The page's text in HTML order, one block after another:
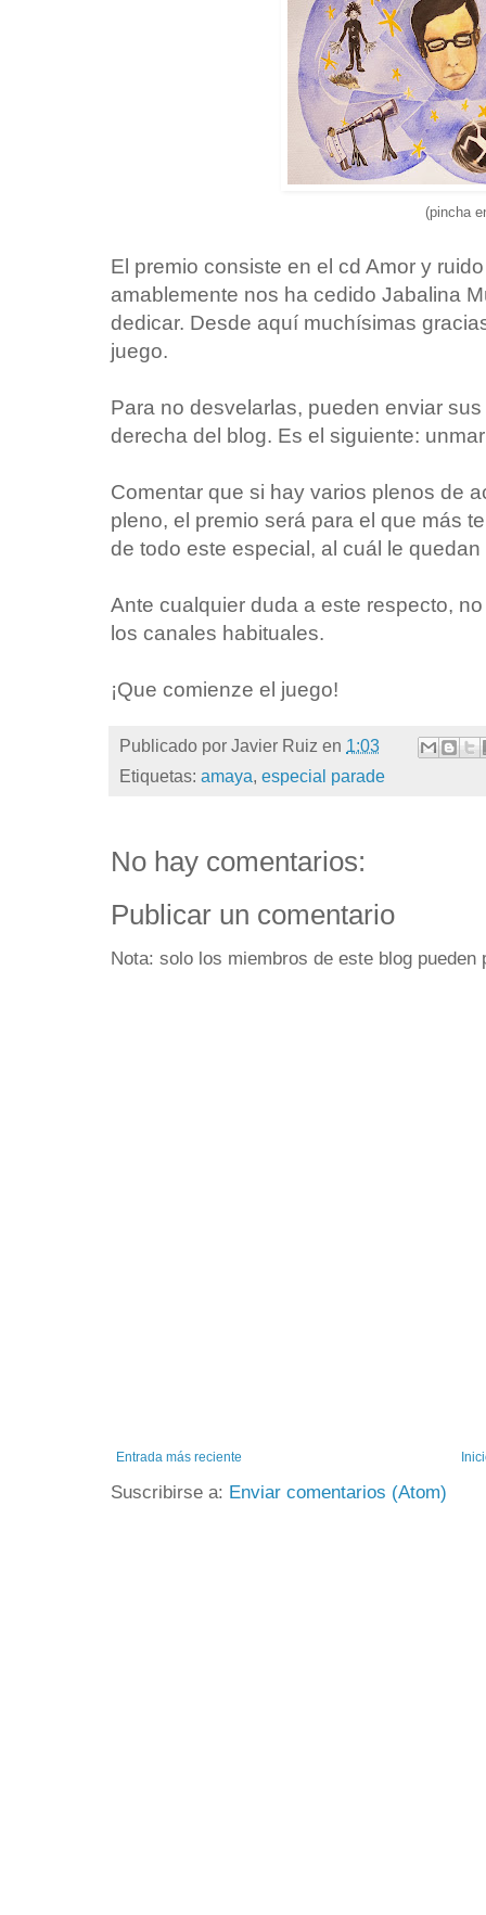
(pincha
El premio consiste en el cd Amor y
amablemente nos ha cedido Jabalina
dedicar. Desde aquí muchísimas
juego.
Para no desvelarlas, pueden enviar
derecha del blog. Es el siguiente:
Comentar que si hay varios plenos de
pleno, el premio será para el que más
de todo este especial, al cuál le
Ante cualquier duda a este respecto,
los canales habituales.
¡Que comienze el juego!
Publicado por Javier Ruiz en 1:03
Etiquetas: amaya, especial parade
No hay comentarios:
Publicar un comentario
Nota: solo los miembros de este blog pueden
Entrada más reciente
Suscribirse a: Enviar comentarios (Atom)